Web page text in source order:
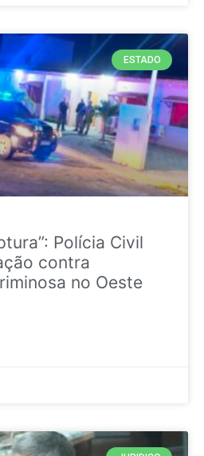
ESTADO
Polícia Civil
contra
no Oeste